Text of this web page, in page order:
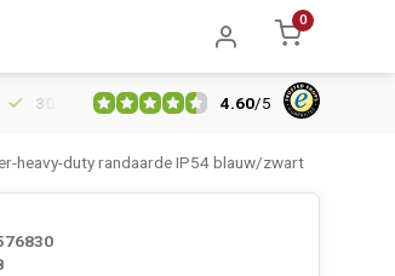
0
30 dagen retourrecht Vertrouwd online sinds
4.60/5
heavy-duty randaarde IP54 blauw/zwart